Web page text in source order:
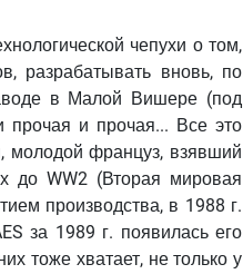
чепухи о том,
разрабатывать вновь, по
в Малой Вишере (под
прочая и прочая... Все это
молодой француз, взявший
до WW2 (Вторая мировая
производства, в 1988 г.
за 1989 г. появилась его
тоже хватает, не только у